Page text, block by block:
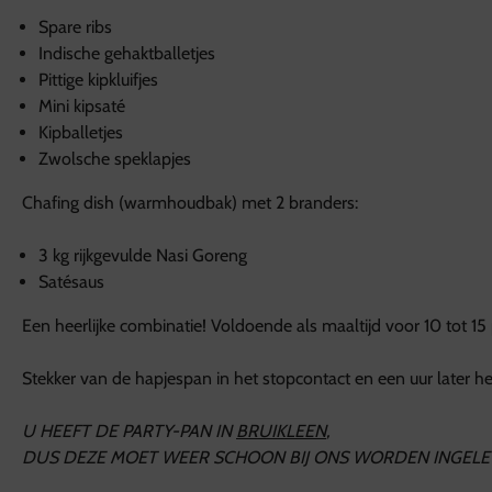
Spare ribs
Indische gehaktballetjes
Pittige kipkluifjes
Mini kipsaté
Kipballetjes
Zwolsche speklapjes
Chafing dish (warmhoudbak) met 2 branders:
3 kg rijkgevulde Nasi Goreng
Satésaus
Een heerlijke combinatie! Voldoende als maaltijd voor 10 tot 15
Stekker van de hapjespan in het stopcontact en een uur later
U HEEFT DE PARTY-PAN INBRUIKLEEN,
DUS DEZE MOET WEER SCHOON BIJ ONS WORDEN